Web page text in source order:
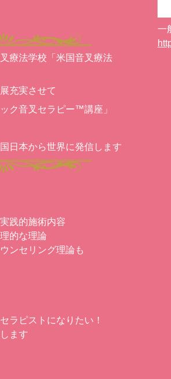
療法学校「米国音叉療法
充実させて
ク音叉セラピー™講座」
日本から世界に発信します
践的施術内容
的な理論
ンセリング理論も
ラピストになりたい！
ます
一